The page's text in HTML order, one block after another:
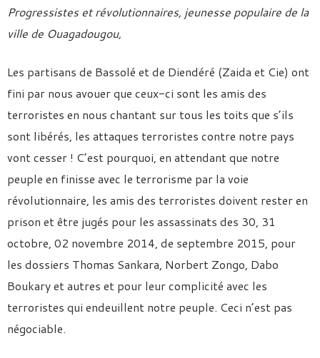
Progressistes et révolutionnaires, jeunesse populaire de la
ville de Ouagadougou,
Les partisans de Bassolé et de Diendéré (Zaida et Cie) ont
fini par nous avouer que ceux-ci sont les amis des
terroristes en nous chantant sur tous les toits que s’ils
sont libérés, les attaques terroristes contre notre pays
vont cesser ! C’est pourquoi, en attendant que notre
peuple en finisse avec le terrorisme par la voie
révolutionnaire, les amis des terroristes doivent rester en
prison et être jugés pour les assassinats des 30, 31
octobre, 02 novembre 2014, de septembre 2015, pour
les dossiers Thomas Sankara, Norbert Zongo, Dabo
Boukary et autres et pour leur complicité avec les
terroristes qui endeuillent notre peuple. Ceci n’est pas
négociable.